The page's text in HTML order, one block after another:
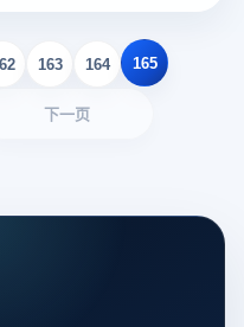
163 164 165
下一页